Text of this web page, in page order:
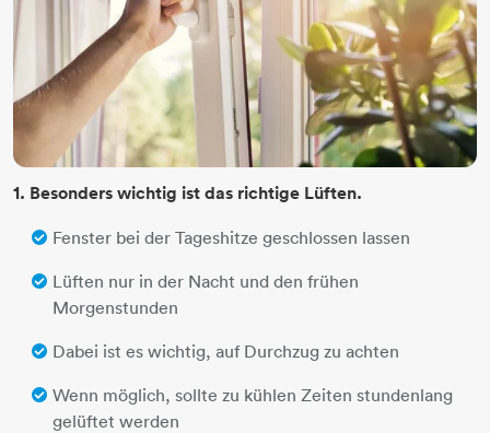
1. Besonders wichtig ist das richtige Lüften.
Fenster bei der Tageshitze geschlossen lassen
Lüften nur in der Nacht und den frühen
Morgenstunden
Dabei ist es wichtig, auf Durchzug zu achten
Wenn möglich, sollte zu kühlen Zeiten stundenlang
gelüftet werden